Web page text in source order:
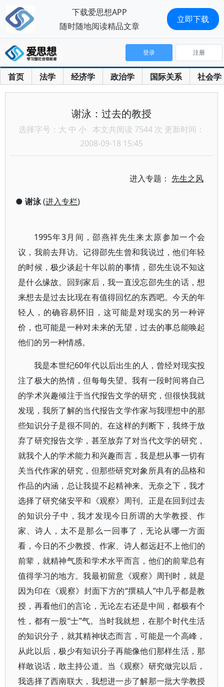
首页 法学 经济学 政治学 国际关系 社会学
登录 注册
谢泳：过去的教授
选择字号： 大 中 小 本文共阅读 7544 次 更新时间：
2008-09-18 15:45
进入专题： 先生之风
● 谢泳(进入专栏)
1995年3月间，邵燕祥先生来太原参加一个会
议，我前去拜访。记得邵先生曾和我说过，他们年轻
的时候，极少谈起十年以前的事情，邵先生说不知这
是什么缘故。回到家后，我一直没忘邵先生的话，想
来想去是过去比现在有值得回忆的东西吧。今天的年
轻人，的确容易怀旧，这可能是对现实的另一种评
价，也可能是一种对未来的无望，过去的事总能唤起
他们的另一种情感。
我是本世纪60年代以后出生的人，曾经对现实投
注了极大的热情，但每每失望。我有一段时间将自己
的学术兴趣倾注于当代报告文学的研究，但很快我就
发现，我所了解的当代报告文学作家与我理想中的那
些知识分子是很不同的。在这样的判断下，我终于放
弃了研究报告文学，甚至放弃了对当代文学的研究，
就我个人的学术能力和兴趣而言，我是想从事一切有
关当代作家的研究，但那些研究对象所具有的品格和
作品的内涵，总让我提不起精神来。无奈之下，我才
选择了研究储安平和《观察》周刊。正是在回到过去
的知识分子中，我才发现今日所谓的大学教授、作
家、诗人，太不是那么一回事了，无论从哪一方面
看，今日的不少教授、作家、诗人都远赶不上他们的
前辈，就精神气质和学术水平而言，他们的前辈总有
值得学习的地方。我最初留意《观察》周刊时，就是
因为印在《观察》封面下方的“撰稿人”中几乎都是教
授，再看他们的言论，无论左右还是中间，都极有个
性，都有一股“士”气。当时我就想，在那个时代生活
的知识分子，就其精神状态而言，可能是一个高峰，
从此以后，极少有知识分子再能像他们那样生活，那
样敢说话，敢主持公道。当《观察》研究做完以后，
我选择了西南联大，我想进一步了解那一批大学教授
下载爱思想APP
随时随地阅读精品文章
立即下载